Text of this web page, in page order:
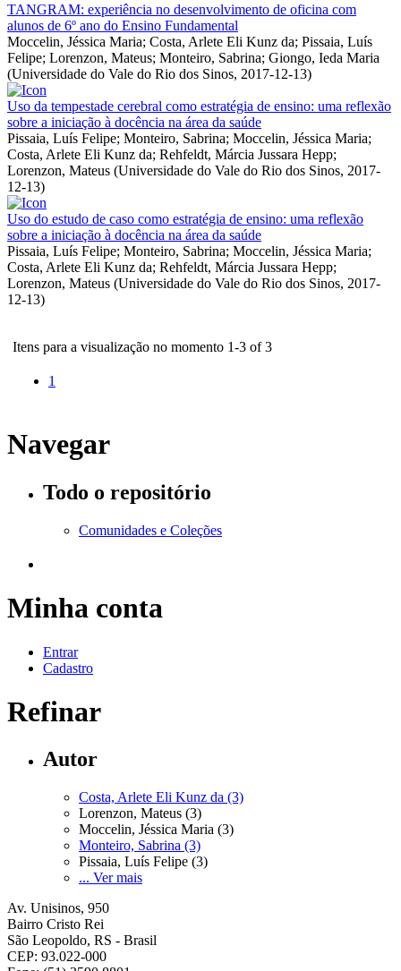
TANGRAM: experiência no desenvolvimento de oficina com
alunos de 6º ano do Ensino Fundamental
Moccelin, Jéssica Maria; Costa, Arlete Eli Kunz da; Pissaia, Luís
Felipe; Lorenzon, Mateus; Monteiro, Sabrina; Giongo, Ieda Maria
(Universidade do Vale do Rio dos Sinos, 2017-12-13)
Uso da tempestade cerebral como estratégia de ensino: uma reflexão
sobre a iniciação à docência na área da saúde
Pissaia, Luís Felipe; Monteiro, Sabrina; Moccelin, Jéssica Maria;
Costa, Arlete Eli Kunz da; Rehfeldt, Márcia Jussara Hepp;
Lorenzon, Mateus (Universidade do Vale do Rio dos Sinos, 2017-
12-13)
Uso do estudo de caso como estratégia de ensino: uma reflexão
sobre a iniciação à docência na área da saúde
Pissaia, Luís Felipe; Monteiro, Sabrina; Moccelin, Jéssica Maria;
Costa, Arlete Eli Kunz da; Rehfeldt, Márcia Jussara Hepp;
Lorenzon, Mateus (Universidade do Vale do Rio dos Sinos, 2017-
12-13)
Itens para a visualização no momento 1-3 of 3
1
Navegar
Todo o repositório
Comunidades e Coleções
Minha conta
Entrar
Cadastro
Refinar
Autor
Costa, Arlete Eli Kunz da (3)
Lorenzon, Mateus (3)
Moccelin, Jéssica Maria (3)
Monteiro, Sabrina (3)
Pissaia, Luís Felipe (3)
... Ver mais
Av. Unisinos, 950
Bairro Cristo Rei
São Leopoldo, RS - Brasil
CEP: 93.022-000